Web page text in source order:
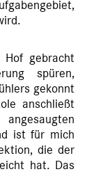
gebracht
spüren,
gekonnt
anschließt
ist für mich
die der
hat. Das